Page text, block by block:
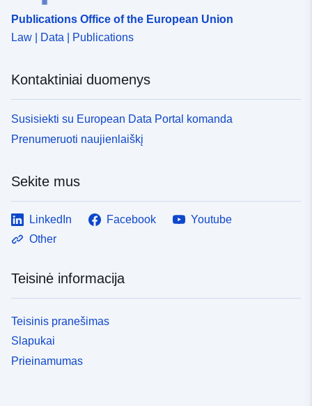
Publications Office of the European Union
Law | Data | Publications
Kontaktiniai duomenys
Susisiekti su European Data Portal komanda
Prenumeruoti naujienlaiškį
Sekite mus
LinkedIn Facebook
Youtube
Other
Teisinė informacija
Teisinis pranešimas
Slapukai
Prieinamumas